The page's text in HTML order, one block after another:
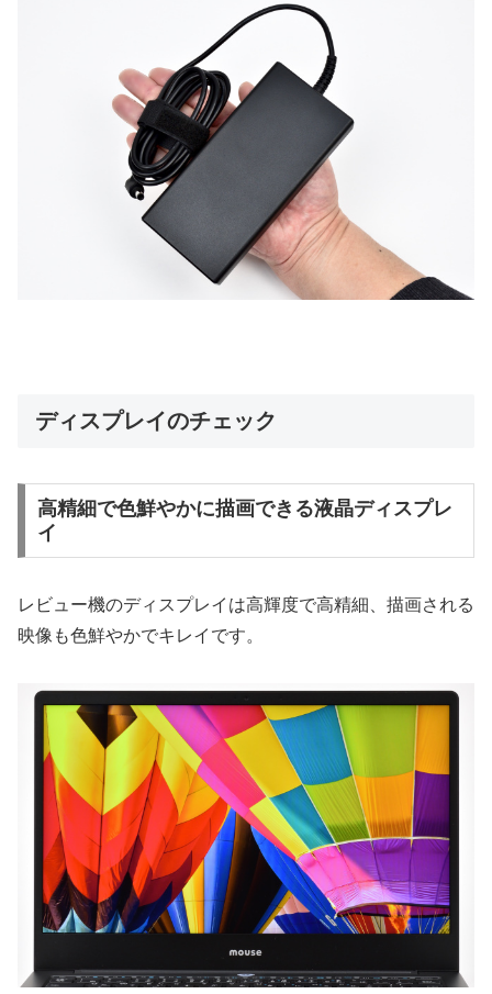
ディスプレイのチェック
高精細で色鮮やかに描画できる液晶ディスプレ
イ
レビュー機のディスプレイは高輝度で高精細、描画される
映像も色鮮やかでキレイです。